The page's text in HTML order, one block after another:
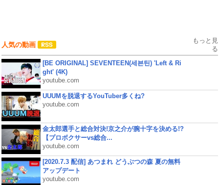
人気の動画
もっと見
る
[BE ORIGINAL] SEVENTEEN(세븐틴) 'Left & Ri
ght' (4K)
youtube.com
UUUMを脱退するYouTuber多くね?
youtube.com
金太郎選手と総合対決!京之介が腕十字を決める!?
【プロボクサーvs総合...
youtube.com
[2020.7.3 配信] あつまれ どうぶつの森 夏の無料
アップデート
youtube.com